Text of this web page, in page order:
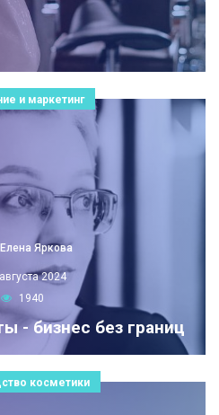
и маркетинг
Елена Яркова
2024
1940
- бизнес без границ
косметики